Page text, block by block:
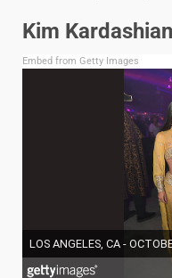
Kim
Embed from Getty Images